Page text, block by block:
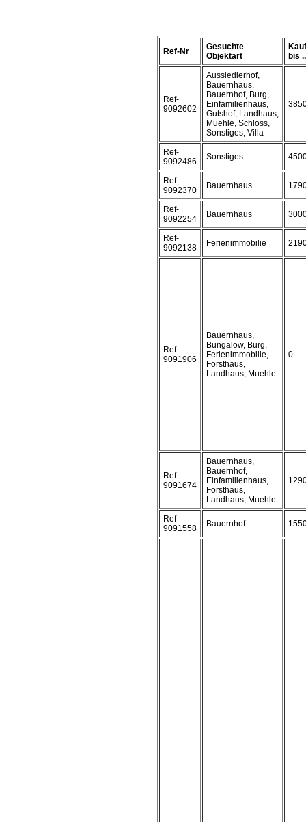
Ref-Nr
Gesuchte
Objektart
bis
Ref-
9092602
Aussiedlerhof,
Bauernhaus,
Bauernhof, Burg,
Einfamilienhaus,
Gutshof, Landhaus,
Muehle, Schloss,
Sonstiges, Villa
Ref-
9092486
Sonstiges
Ref-
9092370
Bauernhaus
Ref-
9092254
Bauernhaus
Ref-
9092138
Ferienimmobilie
Ref-
9091906
Bauernhaus,
Bungalow, Burg,
Ferienimmobilie,
Forsthaus,
Landhaus, Muehle
0
Ref-
9091674
Bauernhaus,
Bauernhof,
Einfamilienhaus,
Forsthaus,
Landhaus, Muehle
Ref-
9091558
Bauernhof